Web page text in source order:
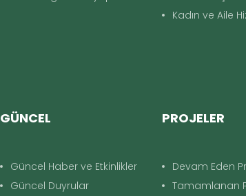
Kadın ve Aile
GÜNCEL
Güncel Haber ve Etkinlikler
Güncel Duyrular
PROJELER
Devam Eden
Tamamlanan